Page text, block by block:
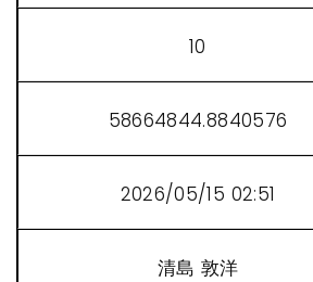
10
58664844.8840576
2026/05/15 02:51
清島 敦洋